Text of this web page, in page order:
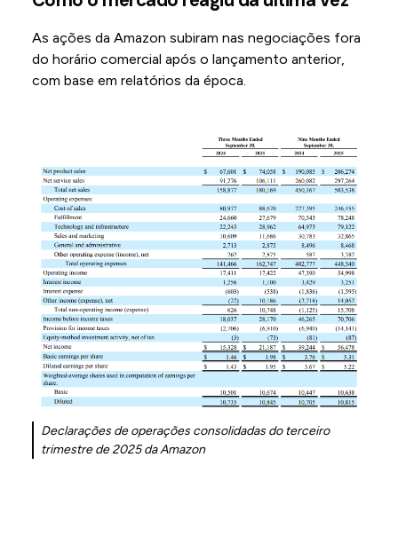
As ações da Amazon subiram nas negociações fora
do horário comercial após o lançamento anterior,
com base em relatórios da época.
Declarações de operações consolidadas do terceiro
trimestre de 2025 da Amazon